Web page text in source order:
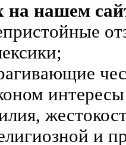
на нашем
и